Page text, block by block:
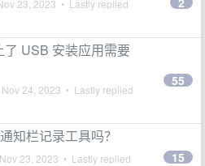
23, 2023 • Lastly replied
USB 安装应用需要
Nov 24, 2023 • Lastly replied
55
知栏记录工具吗？
Nov 23, 2023 • Lastly replied
15